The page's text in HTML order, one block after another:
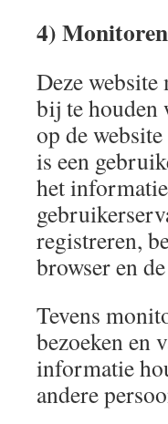
4)
Deze
bij te houden
op de
is een
het
registreren,
browser en
Tevens
bezoeken en
informatie
andere